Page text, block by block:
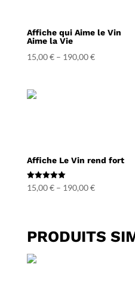
Affiche qui Aime le Vin
Aime la Vie
15,00€– 190,00€
Affiche Le Vin rend fort
Note
5.00
15,00€– 190,00€
PRODUITS